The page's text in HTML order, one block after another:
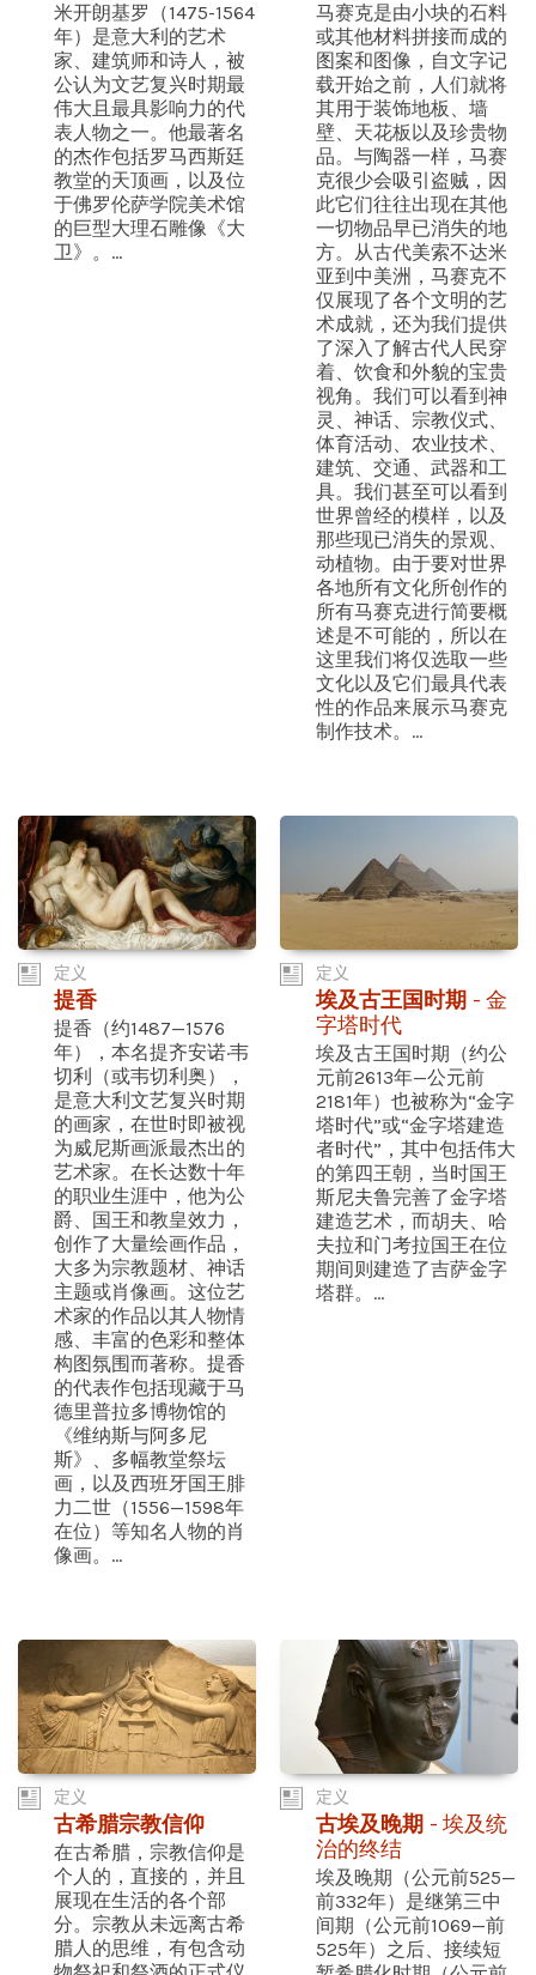
米开朗基罗（1475-1564
年）是意大利的艺术
家、建筑师和诗人，被
公认为文艺复兴时期最
伟大且最具影响力的代
表人物之一。他最著名
的杰作包括罗马西斯廷
教堂的天顶画，以及位
于佛罗伦萨学院美术馆
的巨型大理石雕像《大
卫》。...
马赛克是由小块的石料
或其他材料拼接而成的
图案和图像，自文字记
载开始之前，人们就将
其用于装饰地板、墙
壁、天花板以及珍贵物
品。与陶器一样，马赛
克很少会吸引盗贼，因
此它们往往出现在其他
一切物品早已消失的地
方。从古代美索不达米
亚到中美洲，马赛克不
仅展现了各个文明的艺
术成就，还为我们提供
了深入了解古代人民穿
着、饮食和外貌的宝贵
视角。我们可以看到神
灵、神话、宗教仪式、
体育活动、农业技术、
建筑、交通、武器和工
具。我们甚至可以看到
世界曾经的模样，以及
那些现已消失的景观、
动植物。由于要对世界
各地所有文化所创作的
所有马赛克进行简要概
述是不可能的，所以在
这里我们将仅选取一些
文化以及它们最具代表
性的作品来展示马赛克
制作技术。...
定义
提香
提香（约1487—1576
年），本名提齐安诺·韦
切利（或韦切利奥），
是意大利文艺复兴时期
的画家，在世时即被视
为威尼斯画派最杰出的
艺术家。在长达数十年
的职业生涯中，他为公
爵、国王和教皇效力，
创作了大量绘画作品，
大多为宗教题材、神话
主题或肖像画。这位艺
术家的作品以其人物情
感、丰富的色彩和整体
构图氛围而著称。提香
的代表作包括现藏于马
德里普拉多博物馆的
《维纳斯与阿多尼
斯》、多幅教堂祭坛
画，以及西班牙国王腓
力二世（1556—1598年
在位）等知名人物的肖
像画。...
定义
埃及古王国时期 - 金
字塔时代
埃及古王国时期（约公
元前2613年—公元前
2181年）也被称为“金字
塔时代”或“金字塔建造
者时代”，其中包括伟大
的第四王朝，当时国王
斯尼夫鲁完善了金字塔
建造艺术，而胡夫、哈
夫拉和门考拉国王在位
期间则建造了吉萨金字
塔群。...
定义
古希腊宗教信仰
在古希腊，宗教信仰是
个人的，直接的，并且
展现在生活的各个部
分。宗教从未远离古希
腊人的思维，有包含动
定义
古埃及晚期 - 埃及统
治的终结
埃及晚期（公元前525—
前332年）是继第三中
间期（公元前1069—前
525年）之后、接续短